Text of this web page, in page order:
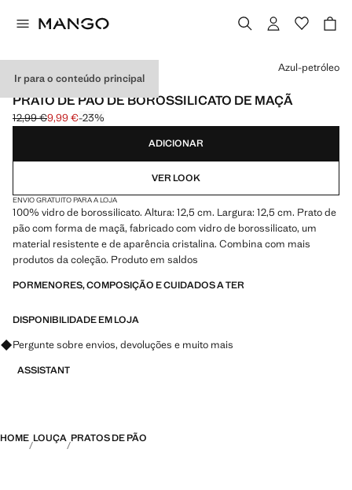
Ir para o conteúdo principal
BOROSSILICATO
PRATO DE PÃO DE BOROSSILICATO DE MAÇÃ
Preço inicial riscado [12,99 € ]
12,99 €
Preço atual [9,99 € ]
9,99 €-23%
Selecione uma cor
Azul-petróleo
ADICIONAR
VER LOOK
ENVIO GRATUITO PARA A LOJA
100% vidro de borossilicato. Altura: 12,5 cm. Largura: 12,5 cm. Prato de
pão com forma de maçã, fabricado com vidro de borossilicato, um
material resistente e de aparência cristalina. Combina com mais
produtos da coleção. Produto em saldos
PORMENORES, COMPOSIÇÃO E CUIDADOS A TER
DISPONIBILIDADE EM LOJA
Pergunte sobre envios, devoluções e muito mais
ASSISTANT
HOME LOUÇA PRATOS DE PÃO